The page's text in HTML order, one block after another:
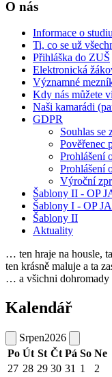
O nás
Informace o studiu
Ti, co se už
Přihláška do ZUŠ
Elektronická
Významné
Kdy nás můžete
Naši kamarádi
GDPR
Souhlas se
Pověřenec
Prohlášení
Prohlášení
Výroční
Šablony II - OP
Šablony I - OP
Šablony II
Aktuality
… ten hraje na housle,
ten krásně maluje a ta
… a všichni dohromady
Kalendář
Srpen2026
Po Út St Čt Pá So Ne
27 28 29 30 31 1
2